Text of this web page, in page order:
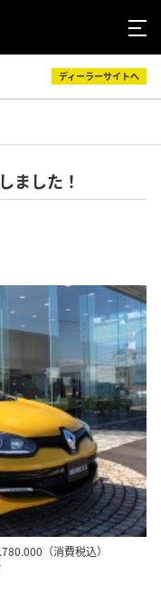
ディーラーサイトへ
ました！
（消費税込）